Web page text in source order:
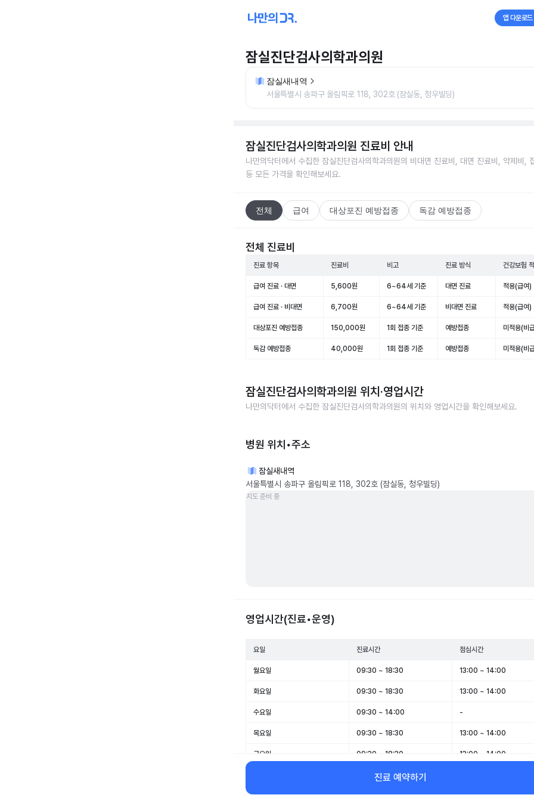
앱 다운로드
잠실진단검사의학과의원
잠실새내역
서울특별시 송파구 올림픽로 118, 302호 (잠실동, 청우빌딩)
잠실진단검사의학과의원 진료비 안내
나만의닥터에서 수집한 잠실진단검사의학과의원의 비대면 진료비, 대면 진료비, 약제비,
등 모든 가격을 확인해보세요.
전체 급여 대상포진 예방접종 독감 예방접종
전체 진료비
진료 항목 진료비 비고 진료 방식 건강보험
급여 진료 · 대면 5,600원 6~64세 기준 대면 진료 적용(급여)
급여 진료 · 비대면 6,700원 6~64세 기준 비대면 진료 적용(급여)
대상포진 예방접종 150,000원 1회 접종 기준 예방접종 미적용(비
독감 예방접종 40,000원 1회 접종 기준 예방접종 미적용(비
잠실진단검사의학과의원 위치·영업시간
나만의닥터에서 수집한 잠실진단검사의학과의원의 위치와 영업시간을 확인해보세요.
병원 위치•주소
잠실새내역
서울특별시 송파구 올림픽로 118, 302호 (잠실동, 청우빌딩)
지도 준비 중
영업시간(진료•운영)
요일 진료시간 점심시간
월요일 09:30 ~ 18:30 13:00 ~ 14:00
화요일 09:30 ~ 18:30 13:00 ~ 14:00
수요일 09:30 ~ 14:00 -
목요일 09:30 ~ 18:30 13:00 ~ 14:00
금요일 09:30 ~ 18:30 13:00 ~ 14:00
09:30 ~ 14:00
일요일 휴무 -
진료 예약하기